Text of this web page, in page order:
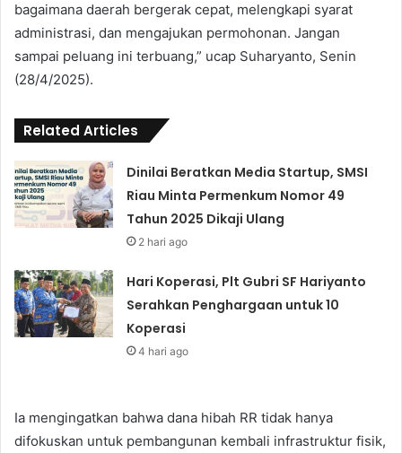
bagaimana daerah bergerak cepat, melengkapi syarat
administrasi, dan mengajukan permohonan. Jangan
sampai peluang ini terbuang,” ucap Suharyanto, Senin
(28/4/2025).
Related Articles
Dinilai Beratkan Media Startup, SMSI
Riau Minta Permenkum Nomor 49
Tahun 2025 Dikaji Ulang
2 hari ago
Hari Koperasi, Plt Gubri SF Hariyanto
Serahkan Penghargaan untuk 10
Koperasi
4 hari ago
Ia mengingatkan bahwa dana hibah RR tidak hanya
difokuskan untuk pembangunan kembali infrastruktur fisik,